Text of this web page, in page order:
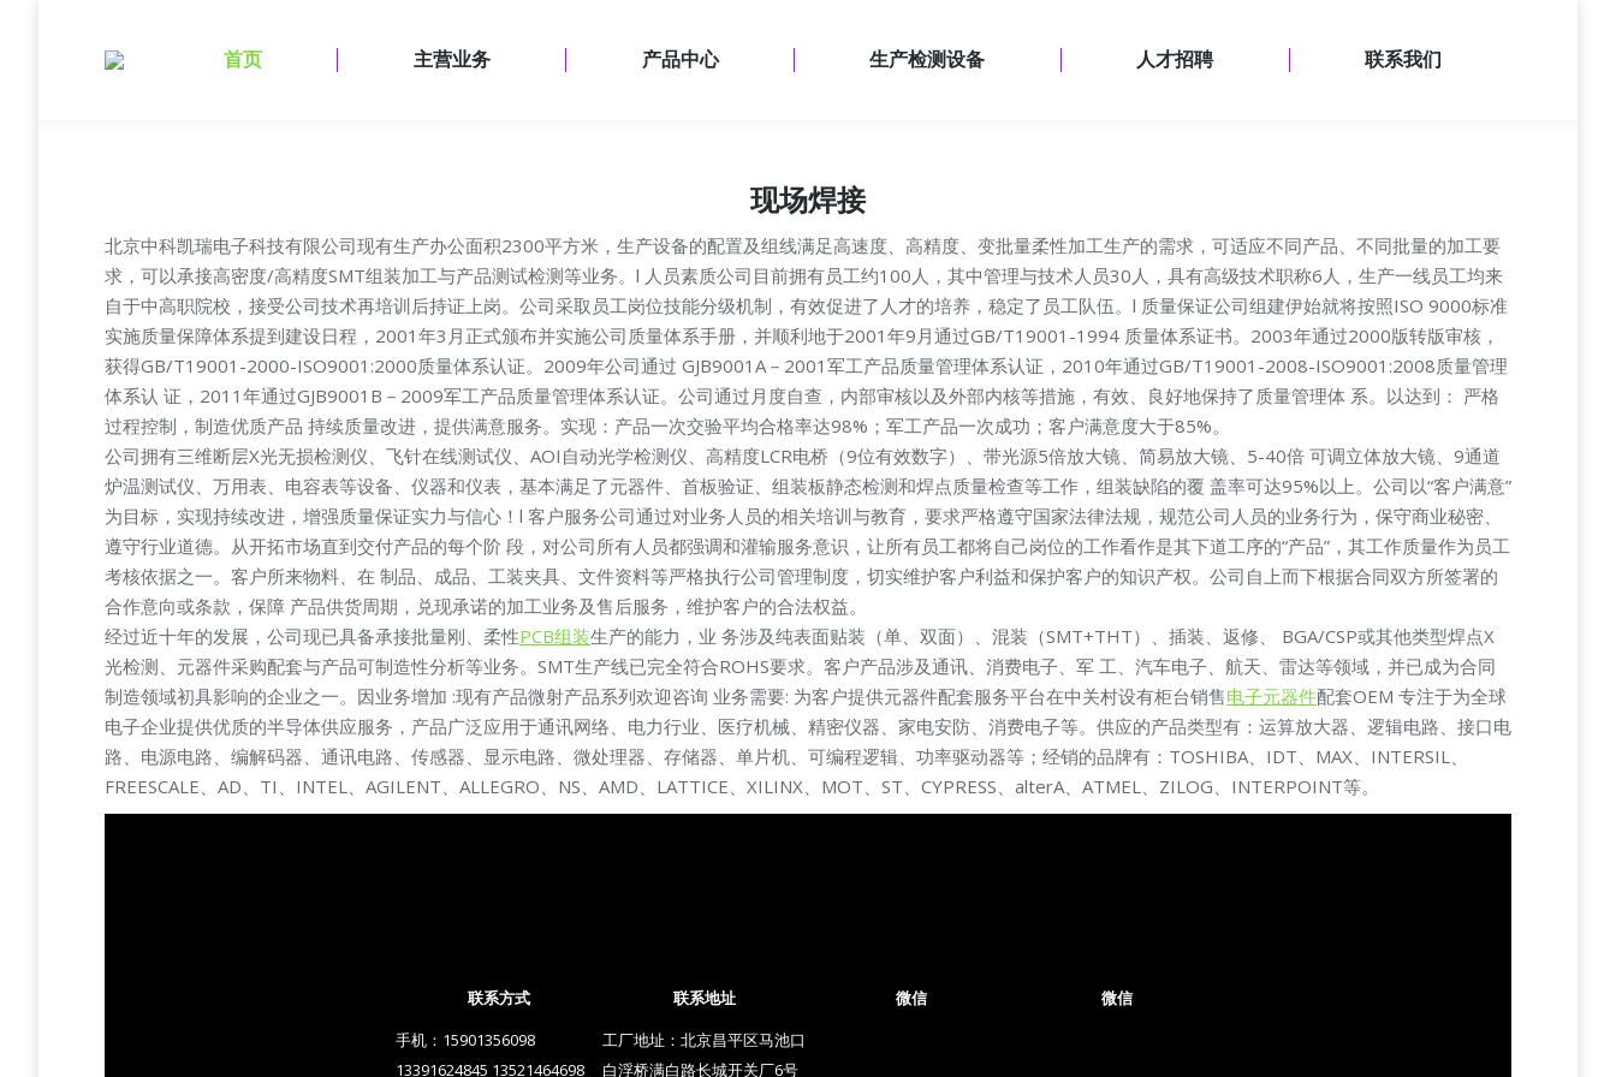
首页 主营业务 产品中心 生产检测设备 人才招聘 联系我们
现场焊接
北京中科凯瑞电子科技有限公司现有生产办公面积2300平方米，生产设备的配置及组线满足高速度、高精度、变批量柔性加工生产的需求，可适应不同产品、不同批量的加工要
求，可以承接高密度/高精度SMT组装加工与产品测试检测等业务。l 人员素质公司目前拥有员工约100人，其中管理与技术人员30人，具有高级技术职称6人，生产一线员工均来
自于中高职院校，接受公司技术再培训后持证上岗。公司采取员工岗位技能分级机制，有效促进了人才的培养，稳定了员工队伍。l 质量保证公司组建伊始就将按照ISO 9000标准
实施质量保障体系提到建设日程，2001年3月正式颁布并实施公司质量体系手册，并顺利地于2001年9月通过GB/T19001-1994 质量体系证书。2003年通过2000版转版审核，
获得GB/T19001-2000-ISO9001:2000质量体系认证。2009年公司通过 GJB9001A－2001军工产品质量管理体系认证，2010年通过GB/T19001-2008-ISO9001:2008质量管理
体系认 证，2011年通过GJB9001B－2009军工产品质量管理体系认证。公司通过月度自查，内部审核以及外部内核等措施，有效、良好地保持了质量管理体 系。以达到： 严格
过程控制，制造优质产品 持续质量改进，提供满意服务。实现：产品一次交验平均合格率达98%；军工产品一次成功；客户满意度大于85%。
公司拥有三维断层X光无损检测仪、飞针在线测试仪、AOI自动光学检测仪、高精度LCR电桥（9位有效数字）、带光源5倍放大镜、简易放大镜、5-40倍 可调立体放大镜、9通道
炉温测试仪、万用表、电容表等设备、仪器和仪表，基本满足了元器件、首板验证、组装板静态检测和焊点质量检查等工作，组装缺陷的覆 盖率可达95%以上。公司以“客户满意”
为目标，实现持续改进，增强质量保证实力与信心！l 客户服务公司通过对业务人员的相关培训与教育，要求严格遵守国家法律法规，规范公司人员的业务行为，保守商业秘密、
遵守行业道德。从开拓市场直到交付产品的每个阶 段，对公司所有人员都强调和灌输服务意识，让所有员工都将自己岗位的工作看作是其下道工序的“产品”，其工作质量作为员工
考核依据之一。客户所来物料、在 制品、成品、工装夹具、文件资料等严格执行公司管理制度，切实维护客户利益和保护客户的知识产权。公司自上而下根据合同双方所签署的
合作意向或条款，保障 产品供货周期，兑现承诺的加工业务及售后服务，维护客户的合法权益。
经过近十年的发展，公司现已具备承接批量刚、柔性PCB组装生产的能力，业 务涉及纯表面贴装（单、双面）、混装（SMT+THT）、插装、返修、 BGA/CSP或其他类型焊点X
光检测、元器件采购配套与产品可制造性分析等业务。SMT生产线已完全符合ROHS要求。客户产品涉及通讯、消费电子、军 工、汽车电子、航天、雷达等领域，并已成为合同
制造领域初具影响的企业之一。因业务增加 :现有产品微射产品系列欢迎咨询 业务需要: 为客户提供元器件配套服务平台在中关村设有柜台销售电子元器件配套OEM 专注于为全球
电子企业提供优质的半导体供应服务，产品广泛应用于通讯网络、电力行业、医疗机械、精密仪器、家电安防、消费电子等。供应的产品类型有：运算放大器、逻辑电路、接口电
路、电源电路、编解码器、通讯电路、传感器、显示电路、微处理器、存储器、单片机、可编程逻辑、功率驱动器等；经销的品牌有：TOSHIBA、IDT、MAX、INTERSIL、
FREESCALE、AD、TI、INTEL、AGILENT、ALLEGRO、NS、AMD、LATTICE、XILINX、MOT、ST、CYPRESS、alterA、ATMEL、ZILOG、INTERPOINT等。
联系方式
手机：15901356098
13391624845 13521464698
联系地址
工厂地址：北京昌平区马池口
白浮桥满白路长城开关厂6号
微信 微信